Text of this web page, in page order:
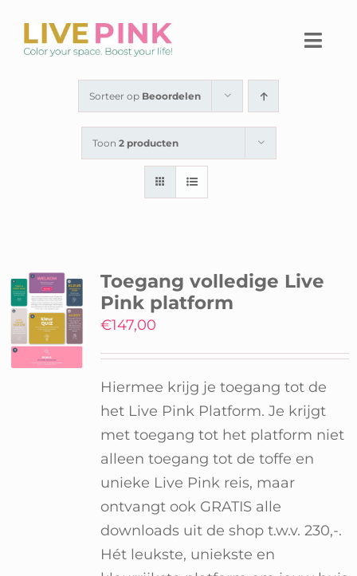
naar
inhoud
Thuiswerkplek
Over Live Pink
Contact
Winkelwagen
Sorteer op Beoordelen
Toon 2 producten
Toegang volledige Live
Pink platform
€147,00
Hiermee krijg je toegang tot de
het Live Pink Platform. Je krijgt
met toegang tot het platform niet
alleen toegang tot de toffe en
unieke Live Pink reis, maar
ontvangt ook GRATIS alle
downloads uit de shop t.w.v. 230,-.
Hét leukste, uniekste en